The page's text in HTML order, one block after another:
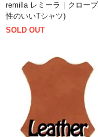
remilla レミーラ｜クロー
性のいいTシャツ)
SOLD OUT